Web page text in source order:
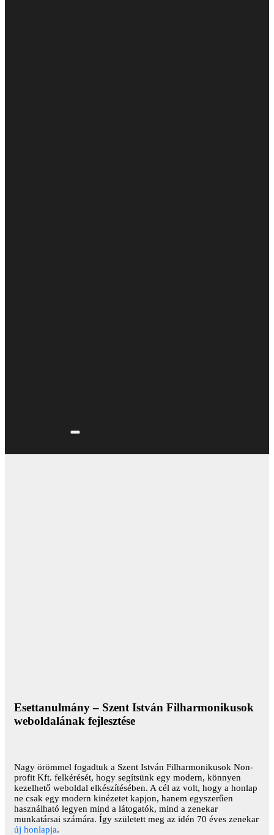
Esettanulmány – Szent István Filharmonikusok
weboldalának fejlesztése
Nagy örömmel fogadtuk a Szent István Filharmonikusok Non-
profit Kft. felkérését, hogy segítsünk egy modern, könnyen
kezelhető weboldal elkészítésében. A cél az volt, hogy a honlap
ne csak egy modern kinézetet kapjon, hanem egyszerűen
használható legyen mind a látogatók, mind a zenekar
munkatársai számára. Így született meg az idén 70 éves zenekar
új honlapja.